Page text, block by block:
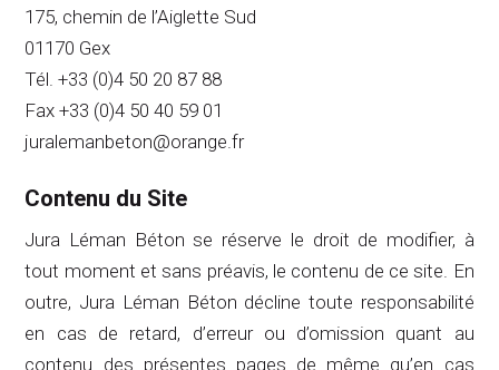
175, chemin de l’Aiglette Sud
01170 Gex
Tél. +33 (0)4 50 20 87 88
Fax +33 (0)4 50 40 59 01
juralemanbeton@orange.fr
Contenu du Site
Jura Léman Béton se réserve le droit de modifier, à
tout moment et sans préavis, le contenu de ce site. En
outre, Jura Léman Béton décline toute responsabilité
en cas de retard, d’erreur ou d’omission quant au
contenu des présentes pages de même qu’en cas